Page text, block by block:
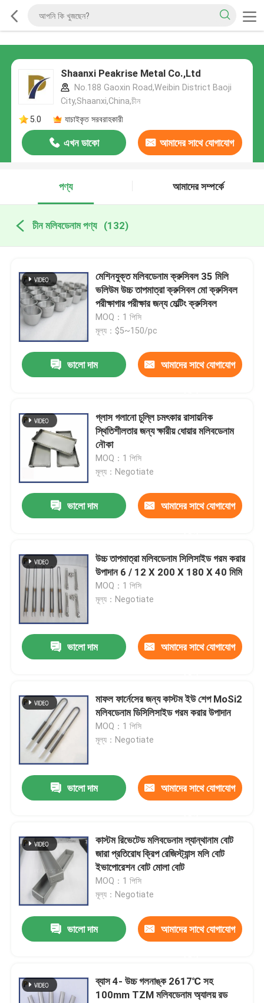
Shaanxi Peakrise Metal Co.,Ltd
No.188 Gaoxin Road,Weibin District Baoji
City,Shaanxi,China,চীন
5.0
যাচাইকৃত সরবরাহকারী
এখন ডাকো আমাদের সাথে যোগাযোগ
পণ্য
আমাদের সম্পর্কে
চীন মলিবডেনাম পণ্য (132)
মেশিনযুক্ত মলিবডেনাম ক্রুসিবল 35 মিলি
ভলিউম উচ্চ তাপমাত্রা ক্রুসিবল মো ক্রুসিবল
পরীক্ষাগার পরীক্ষার জন্য মেল্টিং ক্রুসিবল
MOQ：1 পিসি
মূল্য：$5~150/pc
ভালো দাম আমাদের সাথে যোগাযোগ
গ্লাস গলানো চুল্লি চমৎকার রাসায়নিক
স্থিতিশীলতার জন্য ক্ষারীয় ধোয়ার মলিবডেনাম
নৌকা
MOQ：1 পিসি
মূল্য：Negotiate
ভালো দাম আমাদের সাথে যোগাযোগ
উচ্চ তাপমাত্রা মলিবডেনাম সিলিসাইড গরম করার
উপাদান 6 / 12 X 200 X 180 X 40 মিমি
MOQ：1 পিসি
মূল্য：Negotiate
ভালো দাম আমাদের সাথে যোগাযোগ
মাফল ফার্নেসের জন্য কাস্টম ইউ শেপ MoSi2
মলিবডেনাম ডিসিলিসাইড গরম করার উপাদান
MOQ：1 পিসি
মূল্য：Negotiate
ভালো দাম আমাদের সাথে যোগাযোগ
কাস্টম রিভেটেড মলিবডেনাম ল্যান্থানাম বোট
জারা প্রতিরোধ ক্রিপ রেজিস্ট্যান্স মলি বোট
ইভাপোরেশন বোট মোলা বোট
MOQ：1 পিসি
মূল্য：Negotiate
ভালো দাম আমাদের সাথে যোগাযোগ
ব্যাস 4- উচ্চ গলনাঙ্ক 2617℃ সহ
100mm TZM মলিবডেনাম অ্যালয় রড